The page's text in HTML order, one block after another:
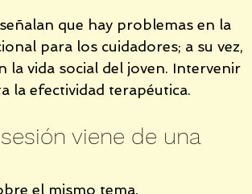
que hay problemas en la
para los cuidadores; a su vez,
la vida social del joven. Intervenir
la efectividad terapéutica.
viene de una
el mismo tema.